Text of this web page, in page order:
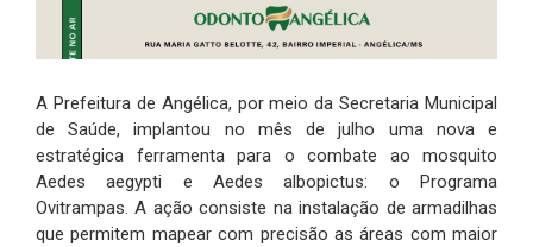
A Prefeitura de Angélica, por meio da Secretaria Municipal
de Saúde, implantou no mês de julho uma nova e
estratégica ferramenta para o combate ao mosquito
Aedes aegypti e Aedes albopictus: o Programa
Ovitrampas. A ação consiste na instalação de armadilhas
que permitem mapear com precisão as áreas com maior